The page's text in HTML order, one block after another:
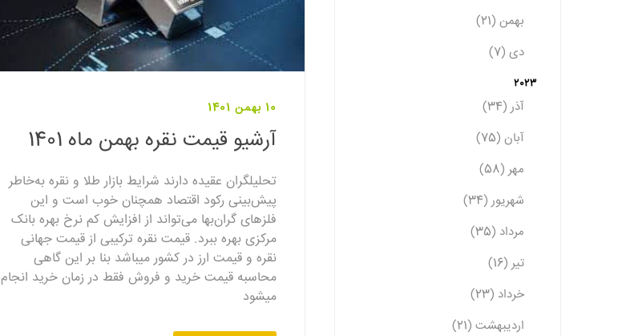
10 بهمن 1401
آرشیو قیمت نقره بهمن ماه 1401
تحلیلگران عقیده دارند شرایط بازار طلا و نقره به‌خاطر
پیش‌بینی رکود اقتصاد همچنان خوب است و این
فلزهای گران‌بها می‌تواند از افزایش کم نرخ بهره بانک
مرکزی بهره ببرد. قیمت نقره ترکیبی از قیمت جهانی
نقره و قیمت ارز در کشور میباشد بنا بر این گاهی
محاسبه قیمت خرید و فروش فقط در زمان خرید انجام
میشود
بهمن (21)
دی (7)
2023
آذر (34)
آبان (75)
مهر (58)
شهریور (34)
مرداد (35)
تیر (16)
خرداد (23)
اردیبهشت (21)